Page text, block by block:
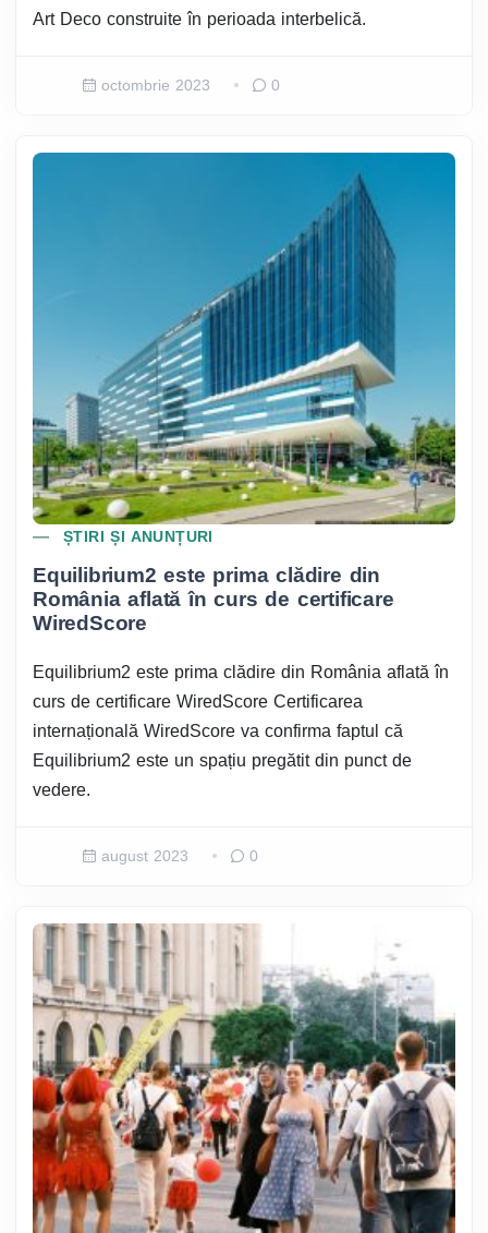
Art Deco construite în perioada interbelică.
octombrie 2023 0
ȘTIRI ȘI ANUNȚURI
Equilibrium2 este prima clădire din
România aflată în curs de certificare
WiredScore
Equilibrium2 este prima clădire din România aflată în
curs de certificare WiredScore Certificarea
internațională WiredScore va confirma faptul că
Equilibrium2 este un spațiu pregătit din punct de
vedere.
august 2023 0